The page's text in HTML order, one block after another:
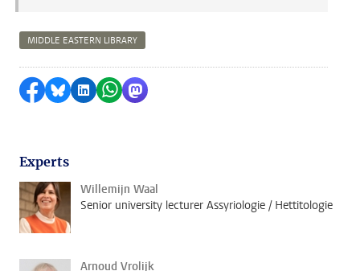
MIDDLE EASTERN LIBRARY
Delen op Facebook
Delen via Bluesky
Delen op LinkedIn
Delen via WhatsApp
Delen via Mastodon
Experts
Willemijn Waal
Senior university lecturer Assyriologie / Hettitologie
Arnoud Vrolijk